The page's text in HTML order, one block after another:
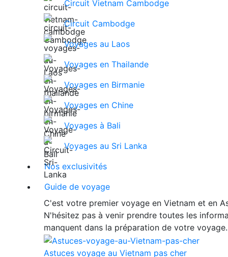
Circuit Vietnam Cambodge
Circuit Cambodge
Voyages au Laos
Voyages en Thailande
Voyages en Birmanie
Voyages en Chine
Voyages à Bali
Voyages au Sri Lanka
Nos exclusivités
Guide de voyage
C'est votre premier voyage en Vietnam et en
N'hésitez pas à venir prendre toutes les
manquent dans la préparation de votre voyage.
Astuces voyage au Vietnam pas cher